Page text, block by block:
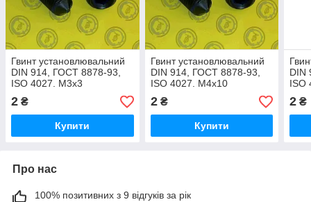
Гвинт установлювальний
DIN 914, ГОСТ 8878-93,
ISO 4027. М3х3
2 ₴
Купити
Гвинт установлювальний
DIN 914, ГОСТ 8878-93,
ISO 4027. М4х10
2₴
Купити
DIN
ISO
2 ₴
Про нас
100% позитивних з 9 відгуків за рік